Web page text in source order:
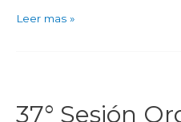
Leer mas »
37° Sesión